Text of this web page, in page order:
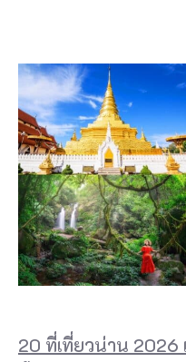
20 ที่เที่ยวน่าน 2026